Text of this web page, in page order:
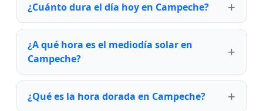
¿Cuánto dura el día hoy en Campeche?
¿A qué hora es el mediodía solar en
Campeche?
¿Qué es la hora dorada en Campeche?